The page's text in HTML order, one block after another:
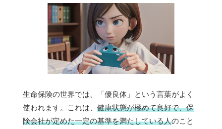
生命保険の世界では、「優良体」という言葉がよく
使われます。これは、 健康状態が極めて良好で、保
険会社が定めた一定の基準を満たしている人のこと